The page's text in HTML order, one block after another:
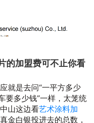
的加盟费可不止你看
就是去问“一平方多少
要多少钱”一样，太笼统
山这边看艺术涂料加
金白银投进去的总数，